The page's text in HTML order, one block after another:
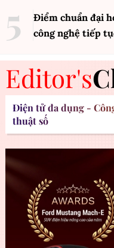
Điểm chuẩn đại
công nghệ tiếp
Editor's
Điện tử đa dụng -
thuật số